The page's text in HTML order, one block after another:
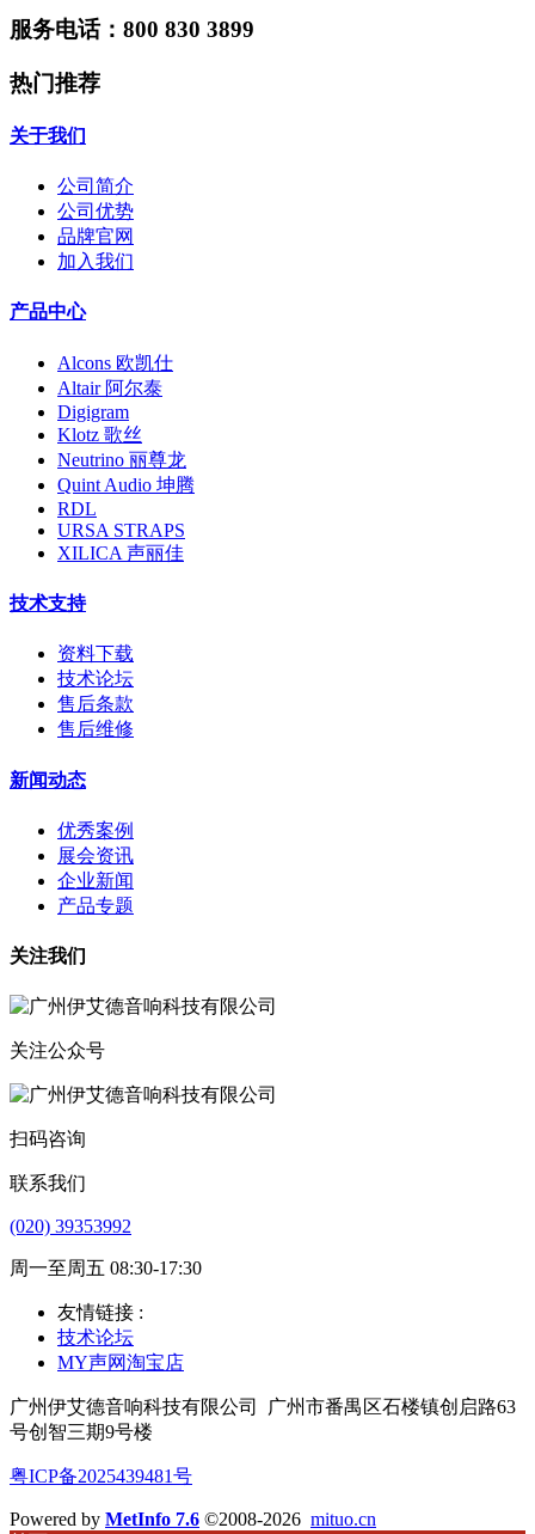
服务电话：800 830 3899
热门推荐
关于我们
公司简介
公司优势
品牌官网
加入我们
产品中心
Alcons 欧凯仕
Altair 阿尔泰
Digigram
Klotz 歌丝
Neutrino 丽尊龙
Quint Audio 坤腾
RDL
URSA STRAPS
XILICA 声丽佳
技术支持
资料下载
技术论坛
售后条款
售后维修
新闻动态
优秀案例
展会资讯
企业新闻
产品专题
关注我们
关注公众号
扫码咨询
联系我们
(020) 39353992
周一至周五 08:30-17:30
友情链接 :
技术论坛
MY声网淘宝店
广州伊艾德音响科技有限公司
广州市番禺区石楼镇创启路63
号创智三期9号楼
粤ICP备2025439481号
Powered by MetInfo 7.6 ©2008-2026 mituo.cn